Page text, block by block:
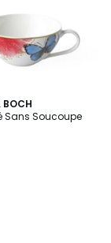
BOCH
Sans Soucoupe